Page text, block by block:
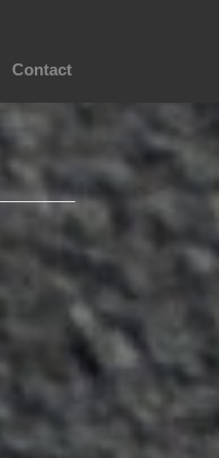
Contact